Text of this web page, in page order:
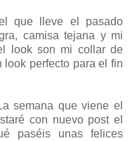
que lleve el pasado
camisa tejana y mi
look son mi collar de
look perfecto para el fin
semana que viene el
con nuevo post el
paséis unas felices